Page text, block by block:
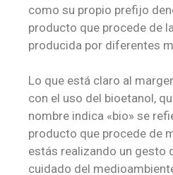
como su propio prefijo
producto que procede de
producida por diferentes
Lo que está claro al
con el uso del bioetanol,
nombre indica «bio» se
producto que procede de
estás realizando un gesto
cuidado del